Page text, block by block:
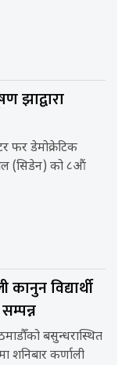
झाद्वारा
फर डेमोक्रेटिक
(सिडेन) को ८औं
विद्यार्थी
बसुन्धरास्थित
शनिबार कर्णाली